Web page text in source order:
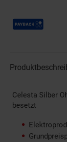
Payback Punkte
Celesta Silber
besetzt